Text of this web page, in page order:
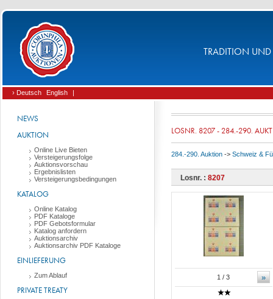
TRADITION UND
› Deutsch English |
NEWS
AUKTION
Online Live Bieten
Versteigerungsfolge
Auktionsvorschau
Ergebnislisten
Versteigerungsbedingungen
KATALOG
Online Katalog
PDF Kataloge
PDF Gebotsformular
Katalog anfordern
Auktionsarchiv
Auktionsarchiv PDF Kataloge
EINLIEFERUNG
Zum Ablauf
PRIVATE TREATY
LOSNR. 8207 - 284.-290.
284.-290. Auktion -> Schweiz &
Losnr. : 8207
»
1 / 3